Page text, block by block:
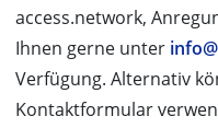
access.network,
Ihnen gerne unter
Verfügung. Alternativ
Kontaktformular